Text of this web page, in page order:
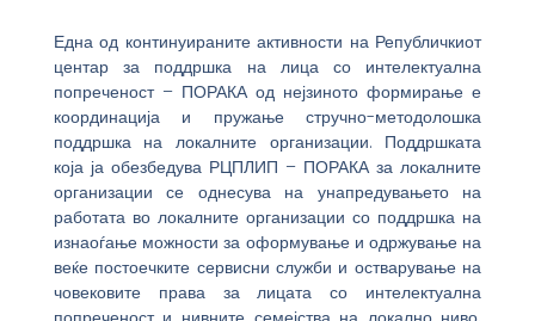
Една од континуираните активности на Републичкиот
центар за поддршка на лица со интелектуална
попреченост – ПОРАКА од нејзиното формирање е
координација и пружање стручно-методолошка
поддршка на локалните организации. Поддршката
која ја обезбедува РЦПЛИП – ПОРАКА за локалните
организации се однесува на унапредувањето на
работата во локалните организации со поддршка на
изнаоѓање можности за оформување и одржување на
веќе постоечките сервисни служби и остварување на
човековите права за лицата со интелектуална